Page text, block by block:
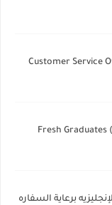
Customer Service
Fresh Graduates
برعاية السفاره